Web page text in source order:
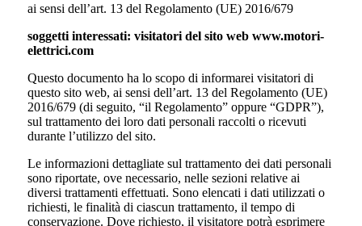
ai sensi dell’art. 13 del Regolamento (UE) 2016/679
soggetti interessati: visitatori del sito web www.motori-
elettrici.com
Questo documento ha lo scopo di informarei visitatori di
questo sito web, ai sensi dell’art. 13 del Regolamento (UE)
2016/679 (di seguito, “il Regolamento” oppure “GDPR”),
sul trattamento dei loro dati personali raccolti o ricevuti
durante l’utilizzo del sito.
Le informazioni dettagliate sul trattamento dei dati personali
sono riportate, ove necessario, nelle sezioni relative ai
diversi trattamenti effettuati. Sono elencati i dati utilizzati o
richiesti, le finalità di ciascun trattamento, il tempo di
conservazione. Dove richiesto, il visitatore potrà esprimere